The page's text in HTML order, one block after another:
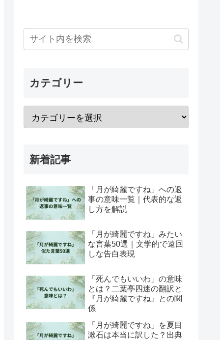
カテゴリー
新着記事
「月が綺麗ですね」への返
事の意味一覧｜代表的な返
し方を解説
「月が綺麗ですね」みたい
な言葉50選｜文学的で遠回
しな告白表現
「死んでもいいわ」の意味
とは？二葉亭四迷の翻訳と
『月が綺麗ですね』との関
係
「月が綺麗ですね」を夏目
漱石は本当に訳した？出典